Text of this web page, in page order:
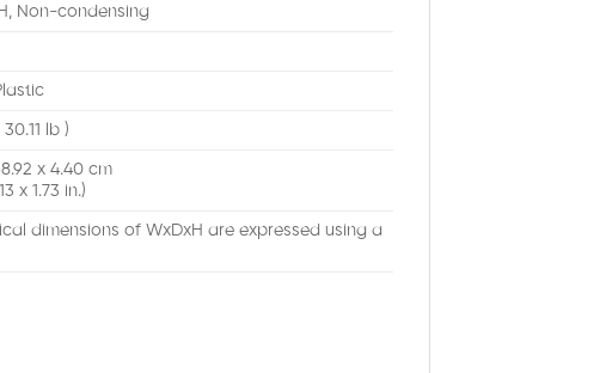
Non-condensing
lb )
x 4.40 cm
x 1.73 in.)
dimensions of WxDxH are expressed using a